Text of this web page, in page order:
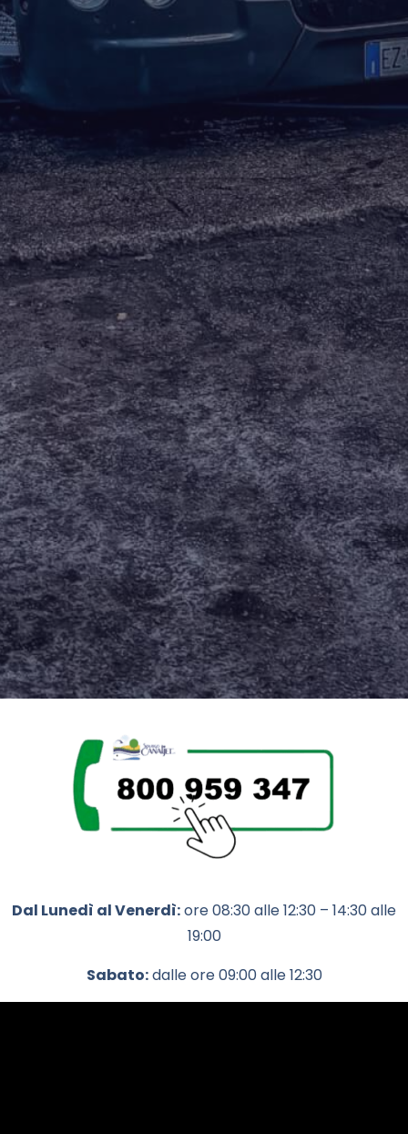
Dal Lunedì al Venerdì:ore 08:30 alle 12:30 – 14:30 alle
19:00
Sabato:dalle ore 09:00 alle 12:30